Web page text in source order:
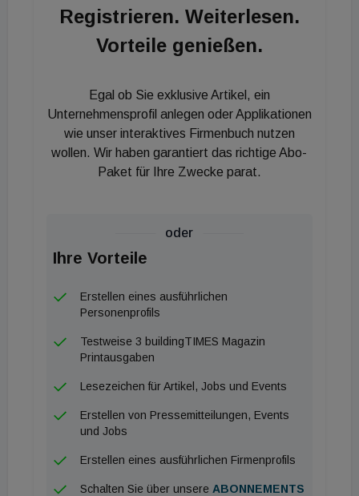
Registrieren. Weiterlesen.
Vorteile genießen.
Egal ob Sie exklusive Artikel, ein
Unternehmensprofil anlegen oder Applikationen
wie unser interaktives Firmenbuch nutzen
wollen. Wir haben garantiert das richtige Abo-
Paket für Ihre Zwecke parat.
oder
Ihre Vorteile
Erstellen eines ausführlichen
Personenprofils
Testweise 3 buildingTIMES Magazin
Printausgaben
Lesezeichen für Artikel, Jobs und Events
Erstellen von Pressemitteilungen, Events
und Jobs
Erstellen eines ausführlichen Firmenprofils
Schalten Sie über unsere ABONNEMENTS